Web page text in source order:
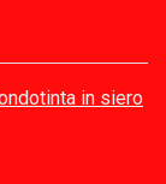
in siero